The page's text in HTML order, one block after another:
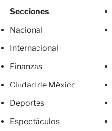
Secciones
Nacional
Internacional
Finanzas
Ciudad de México
Deportes
Espectáculos